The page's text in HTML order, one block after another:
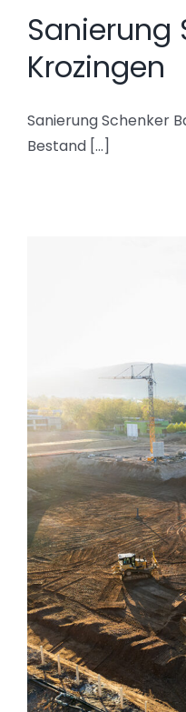
Sanierung
Krozingen
Sanierung Schenker
Bestand [...]